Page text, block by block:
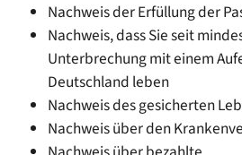
Nachweis der Erfüllung der
Nachweis, dass Sie seit
Unterbrechung mit einem
Deutschland leben
Nachweis des gesicherten
Nachweis über den